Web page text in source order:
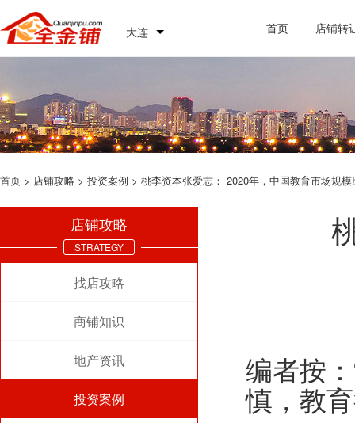
大连 首页 店铺转
首页 > 店铺攻略 > 投资案例 > 桃李资本张爱志： 2020年，中国教育市场规
店铺攻略
STRATEGY
找店攻略
商铺知识
地产资讯
投资案例
编者按
慎，教